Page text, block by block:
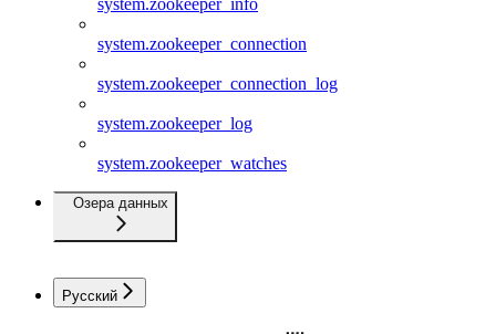
system.zookeeper_connection
system.zookeeper_connection_log
system.zookeeper_log
system.zookeeper_watches
Озера данных
Русский